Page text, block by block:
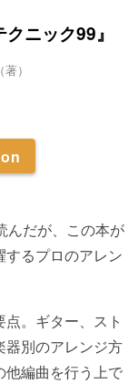
ニック99』
）
んだが、この本が
るプロのアレン
。ギター、スト
器別のアレンジ方
他編曲を行う上で